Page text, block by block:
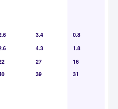
3.4
0.8
4.3
1.8
27
16
39 31